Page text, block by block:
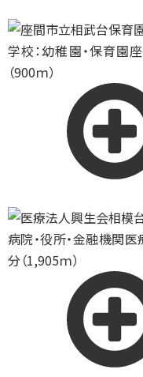
学校：幼稚園・保育園
（900ｍ）
病院・役所・金融機関医
分（1,905ｍ）